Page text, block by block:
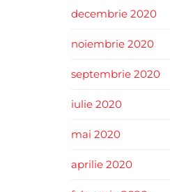
decembrie 2020
noiembrie 2020
septembrie 2020
iulie 2020
mai 2020
aprilie 2020